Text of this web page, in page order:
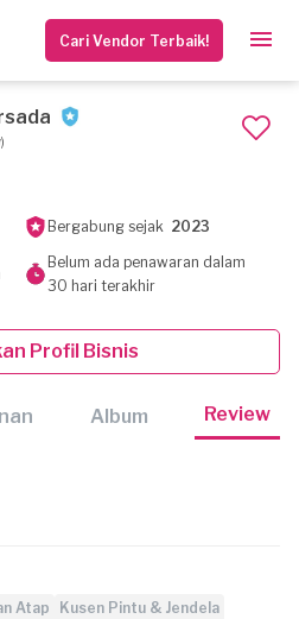
Cari Vendor Terbaik!
Bergabung sejak 2023
Belum ada penawaran dalam
30 hari terakhir
Profil Bisnis
Album Review
Atap
Kusen Pintu & Jendela